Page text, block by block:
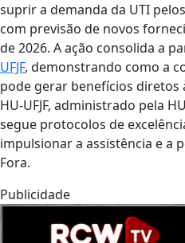
suprir a demanda da UTI
com previsão de novos
de 2026. A ação consolida a
UFJF, demonstrando como a
pode gerar benefícios diretos
HU-UFJF, administrado pela
segue protocolos de
impulsionar a assistência e a
Fora.
Publicidade